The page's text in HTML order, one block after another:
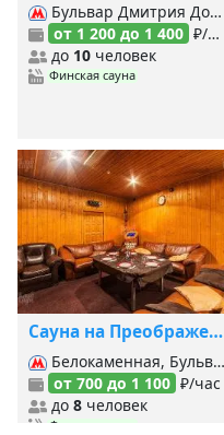
Бульвар Дмитрия Донского, Улица Старокачаловская, Улица Скобелевская,
от 1 200 до 1 400 ₽/час
до 10 человек
Финская сауна
Сауна на Преображенке
Белокаменная, Бульвар адмирала Ушакова, Бульвар Дмитрия Донского, Бульвар Рокоссовского (Сокольническая), Бульвар Рокоссовского (МЦК), Преображенская площадь, Славянский бульвар, Сретенский бульвар, Цветной бульвар,
от 700 до 1 100 ₽/час
до 8 человек
Финская сауна